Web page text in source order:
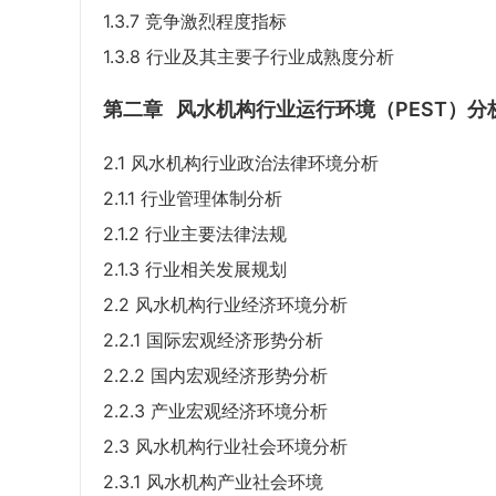
1.3.7 竞争激烈程度指标
1.3.8 行业及其主要子行业成熟度分析
第二章 风水机构行业运行环境（PEST）分
2.1 风水机构行业政治法律环境分析
2.1.1 行业管理体制分析
2.1.2 行业主要法律法规
2.1.3 行业相关发展规划
2.2 风水机构行业经济环境分析
2.2.1 国际宏观经济形势分析
2.2.2 国内宏观经济形势分析
2.2.3 产业宏观经济环境分析
2.3 风水机构行业社会环境分析
2.3.1 风水机构产业社会环境